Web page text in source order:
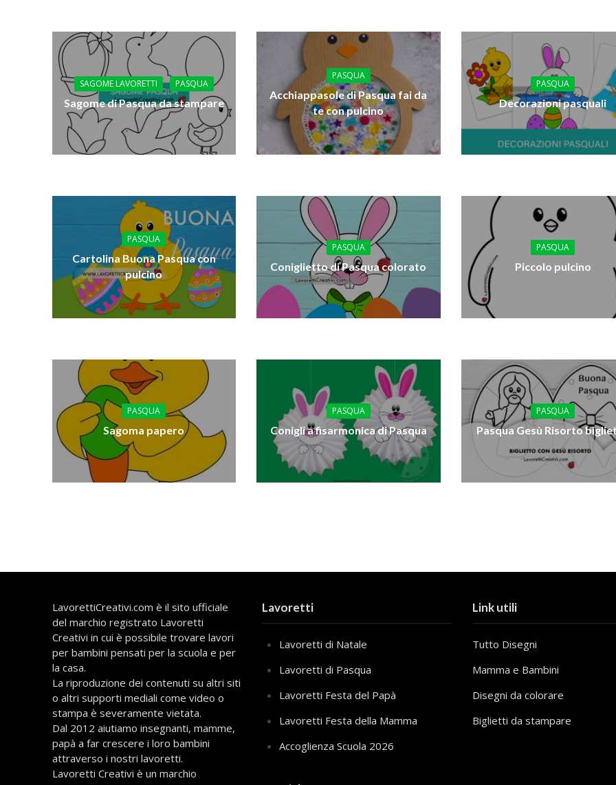
SAGOME LAVORETTI PASQUA
Sagome di Pasqua da stampare
PASQUA
Acchiappasole di Pasqua fai da
te con pulcino
PASQUA
Decorazioni pasquali
PASQUA
Cartolina Buona Pasqua con
pulcino
PASQUA
Coniglietto di Pasqua colorato
PASQUA
Piccolo pulcino
PASQUA
Sagoma papero
PASQUA
Conigli a fisarmonica di Pasqua
PASQUA
Pasqua Gesù Risorto
LavorettiCreativi.com è il sito ufficiale
del marchio registrato Lavoretti
Creativi in cui è possibile trovare lavori
per bambini pensati per la scuola e per
la casa.
La riproduzione dei contenuti su altri siti
o altri supporti mediali come video o
stampa è severamente vietata.
Dal 2012 aiutiamo insegnanti, mamme,
papà a far crescere i loro bambini
attraverso i nostri lavoretti.
Lavoretti Creativi è un marchio
Lavoretti
Lavoretti di Natale
Lavoretti di Pasqua
Lavoretti Festa del Papà
Lavoretti Festa della Mamma
Accoglienza Scuola 2026
Link utili
Tutto Disegni
Mamma e Bambini
Disegni da colorare
Biglietti da stampare